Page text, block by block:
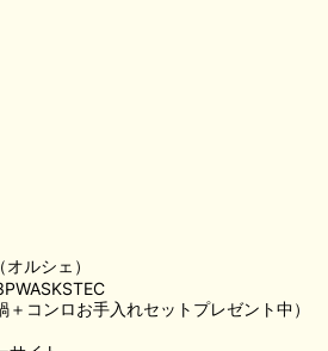
ルシェ）
＋コンロお手入れセットプレゼント中）